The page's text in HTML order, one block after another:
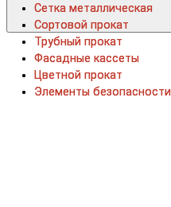
Сетка металлическая
Сортовой прокат
Трубный прокат
Фасадные кассеты
Цветной прокат
Элементы безопасности
Сетка металлическая
Сортовой прокат
Трубный прокат
Фасадные кассеты
Цветной прокат
Элементы безопасности